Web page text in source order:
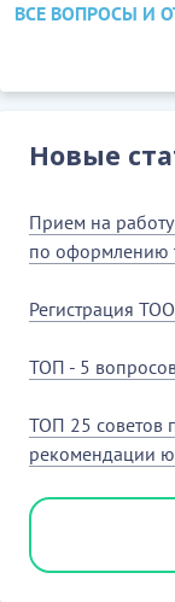
ВСЕ ВОПРОСЫ И
Новые
Прием на
по оформлению
Регистрация
ТОП - 5
ТОП 25 советов
рекомендации